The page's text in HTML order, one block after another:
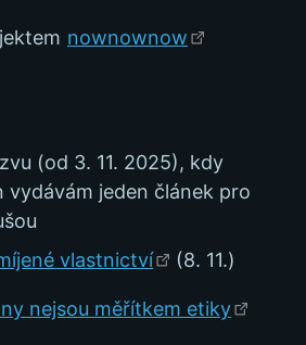
nownownow
(od 3. 11. 2025), kdy
vydávám jeden článek pro
vlastnictví
(8. 11.)
nejsou měřítkem etiky